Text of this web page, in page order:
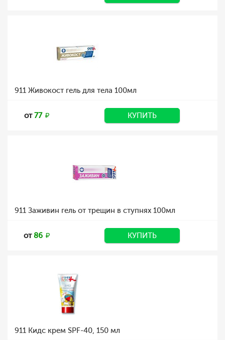
911 Живокост гель для тела 100мл
от77 КУПИТЬ
911 Заживин гель от трещин в ступнях 100мл
от86 КУПИТЬ
911 Кидс крем SPF-40, 150 мл